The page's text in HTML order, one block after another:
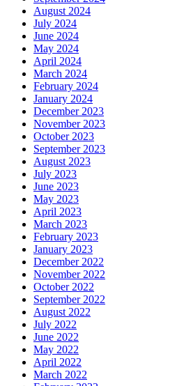
August 2024
July 2024
June 2024
May 2024
April 2024
March 2024
February 2024
January 2024
December 2023
November 2023
October 2023
September 2023
August 2023
July 2023
June 2023
May 2023
April 2023
March 2023
February 2023
January 2023
December 2022
November 2022
October 2022
September 2022
August 2022
July 2022
June 2022
May 2022
April 2022
March 2022